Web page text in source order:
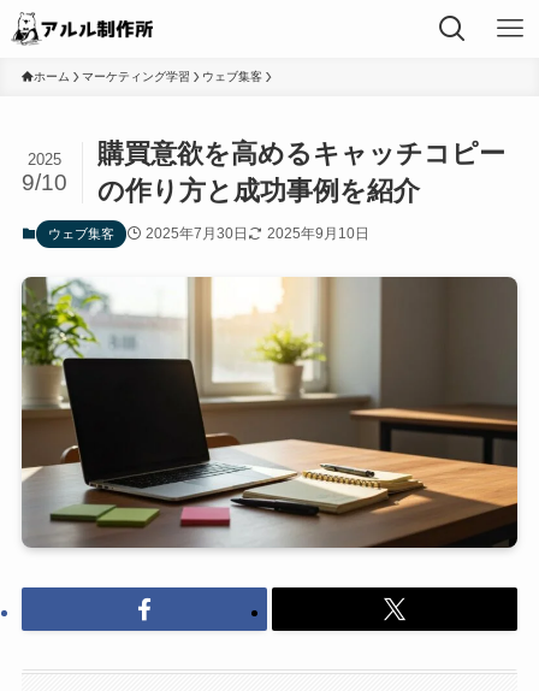
ホーム マーケティング学習 ウェブ集客
購買意欲を高めるキャッチコピー
の作り方と成功事例を紹介
2025
9/10
ウェブ集客 2025年7月30日 2025年9月10日